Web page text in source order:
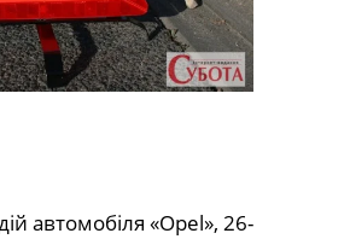
автомобіля «Opel», 26-